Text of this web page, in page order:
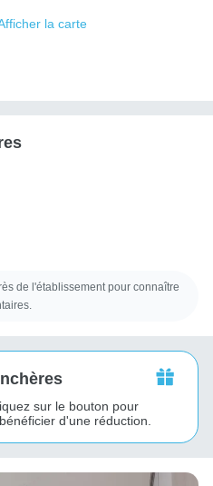
la carte
de l'établissement pour connaître
sur le bouton pour
d'une réduction.